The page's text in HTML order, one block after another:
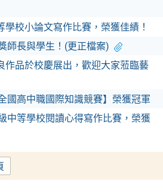
校小論文寫作比賽，榮獲佳績！
師長與學生！(更正檔案)
品於校慶展出，歡迎大家蒞臨藝
國高中職國際知識競賽】榮獲冠軍
中等學校閱讀心得寫作比賽，榮獲